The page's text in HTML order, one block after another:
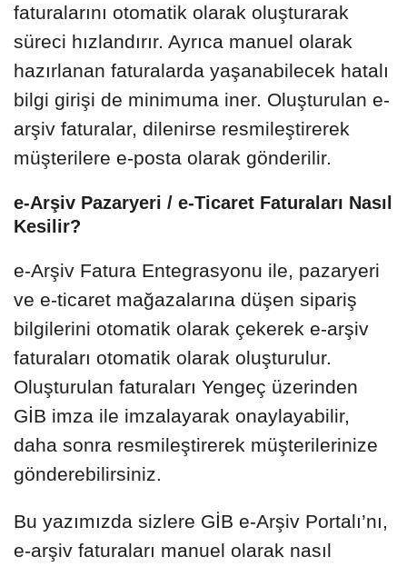
faturalarını otomatik olarak oluşturarak
süreci hızlandırır. Ayrıca manuel olarak
hazırlanan faturalarda yaşanabilecek hatalı
bilgi girişi de minimuma iner. Oluşturulan e-
arşiv faturalar, dilenirse resmileştirerek
müşterilere e-posta olarak gönderilir.
e-Arşiv Pazaryeri / e-Ticaret Faturaları Nasıl
Kesilir?
e-Arşiv Fatura Entegrasyonu ile, pazaryeri
ve e-ticaret mağazalarına düşen sipariş
bilgilerini otomatik olarak çekerek e-arşiv
faturaları otomatik olarak oluşturulur.
Oluşturulan faturaları Yengeç üzerinden
GİB imza ile imzalayarak onaylayabilir,
daha sonra resmileştirerek müşterilerinize
gönderebilirsiniz.
Bu yazımızda sizlere GİB e-Arşiv Portalı’nı,
e-arşiv faturaları manuel olarak nasıl